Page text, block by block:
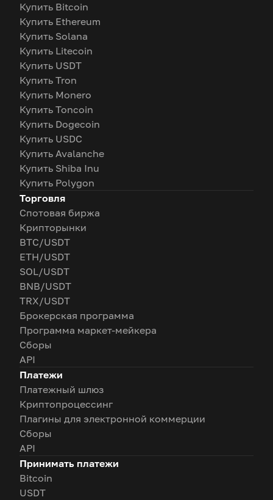
Купить Bitcoin
Купить Ethereum
Купить Solana
Купить Litecoin
Купить USDT
Купить Tron
Купить Monero
Купить Toncoin
Купить Dogecoin
Купить USDC
Купить Avalanche
Купить Shiba Inu
Купить Polygon
Торговля
Спотовая биржа
Крипторынки
BTC/USDT
ETH/USDT
SOL/USDT
BNB/USDT
TRX/USDT
Брокерская программа
Программа маркет-мейкера
Сборы
API
Платежи
Платежный шлюз
Криптопроцессинг
Плагины для электронной коммерции
Сборы
API
Принимать платежи
Bitcoin
USDT